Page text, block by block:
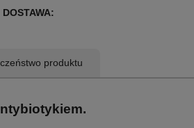
DOSTAWA:
produktu